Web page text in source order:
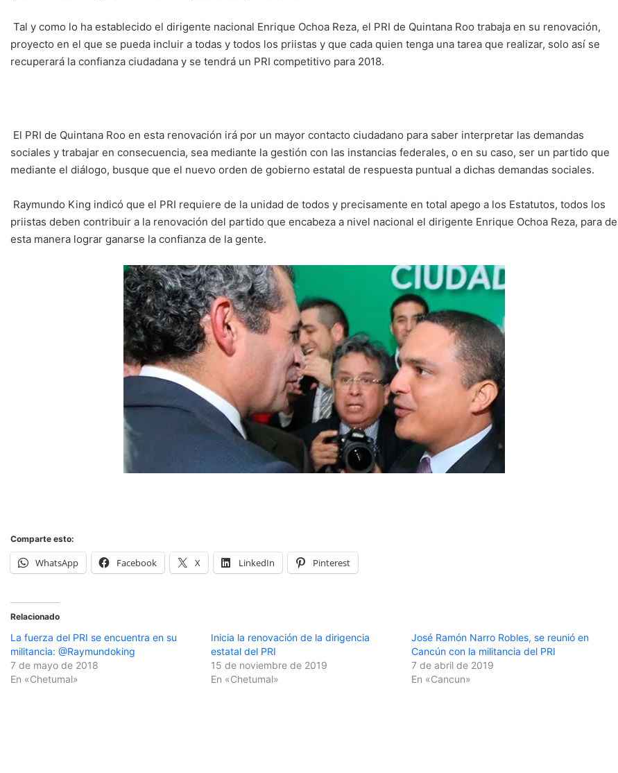
Tal y como lo ha establecido el dirigente nacional Enrique Ochoa Reza, el PRI de Quintana Roo trabaja en su renovación,
proyecto en el que se pueda incluir a todas y todos los priistas y que cada quien tenga una tarea que realizar, solo así se
recuperará la confianza ciudadana y se tendrá un PRI competitivo para 2018.
El PRI de Quintana Roo en esta renovación irá por un mayor contacto ciudadano para saber interpretar las demandas
sociales y trabajar en consecuencia, sea mediante la gestión con las instancias federales, o en su caso, ser un partido que
mediante el diálogo, busque que el nuevo orden de gobierno estatal de respuesta puntual a dichas demandas sociales.
Raymundo King indicó que el PRI requiere de la unidad de todos y precisamente en total apego a los Estatutos, todos los
priistas deben contribuir a la renovación del partido que encabeza a nivel nacional el dirigente Enrique Ochoa Reza, para de
esta manera lograr ganarse la confianza de la gente.
Comparte esto:
WhatsApp Facebook X LinkedIn Pinterest
Relacionado
La fuerza del PRI se encuentra en su
militancia: @Raymundoking
7 de mayo de 2018
En «Chetumal»
Inicia la renovación de la dirigencia
estatal del PRI
15 de noviembre de 2019
En «Chetumal»
José Ramón Narro Robles, se reunió en
Cancún con la militancia del PRI
7 de abril de 2019
En «Cancun»